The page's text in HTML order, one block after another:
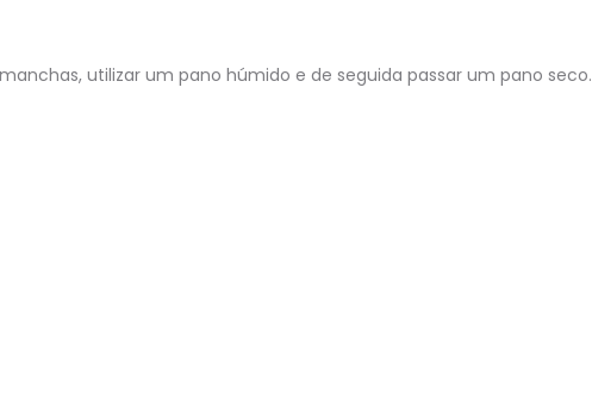
utilizar um pano húmido e de seguida passar um pano seco.